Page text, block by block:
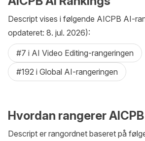
Descript vises i følgende AICPB AI-
opdateret: 8. jul. 2026):
#7 i AI Video Editing-rangeringen
#192 i Global AI-rangeringen
Hvordan rangerer
Descript er rangordnet baseret på